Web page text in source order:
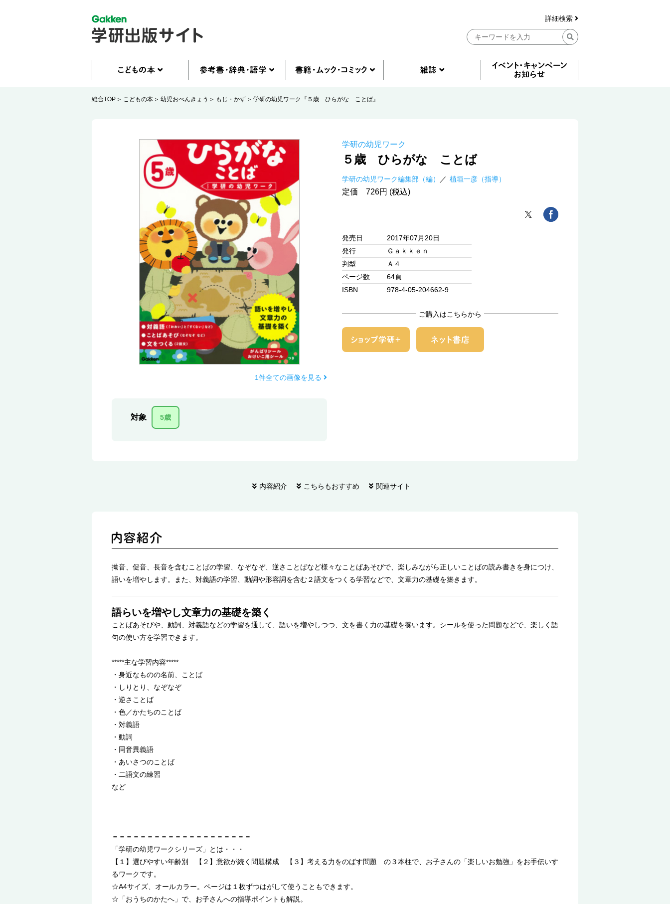
詳細検索
総合TOP こどもの本 幼児おべんきょう もじ・かず 学研の幼児ワーク『５歳 ひらがな ことば』
1件全ての画像を見る
対象 5歳
学研の幼児ワーク
５歳 ひらがな ことば
学研の幼児ワーク編集部（編） 植垣一彦（指導）
定価 726円 (税込)
発売日
2017年07月20日
発行
Ｇａｋｋｅｎ
判型
Ａ４
ページ数
64頁
ISBN
978-4-05-204662-9
ご購入はこちらから
内容紹介 こちらもおすすめ 関連サイト
拗音、促音、長音を含むことばの学習、なぞなぞ、逆さことばなど様々なことばあそびで、楽しみながら正しいことばの読み書きを身につけ、
語いを増やします。また、対義語の学習、動詞や形容詞を含む２語文をつくる学習などで、文章力の基礎を築きます。
語らいを増やし文章力の基礎を築く
ことばあそびや、動詞、対義語などの学習を通して、語いを増やしつつ、文を書く力の基礎を養います。シールを使った問題などで、楽しく語
句の使い方を学習できます。
*****主な学習内容*****
・身近なものの名前、ことば
・しりとり、なぞなぞ
・逆さことば
・色／かたちのことば
・対義語
・動詞
・同音異義語
・あいさつのことば
・二語文の練習
など
＝＝＝＝＝＝＝＝＝＝＝＝＝＝＝＝＝＝＝＝
「学研の幼児ワークシリーズ」とは・・・
【１】選びやすい年齢別 【２】意欲が続く問題構成 【３】考える力をのばす問題 の３本柱で、お子さんの「楽しいお勉強」をお手伝いす
るワークです。
☆A4サイズ、オールカラー。ページは１枚ずつはがして使うこともできます。
☆「おうちのかたへ」で、お子さんへの指導ポイントも解説。